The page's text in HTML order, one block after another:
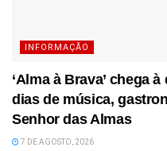
INFORMAÇÃO
‘Alma à Brava’ chega
dias de música,
Senhor das Almas
7 DE AGOSTO, 2026